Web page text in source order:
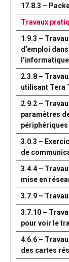
17.8.3 –
Travaux
1.9.3 –
d’emploi
2.3.8 –
utilisant Tera
2.9.2 –
paramètres
périphériques
3.0.3 –
de
3.4.4 –
mise en
3.7.9 –
3.7.10 –
pour voir le
4.6.6 –
des cartes